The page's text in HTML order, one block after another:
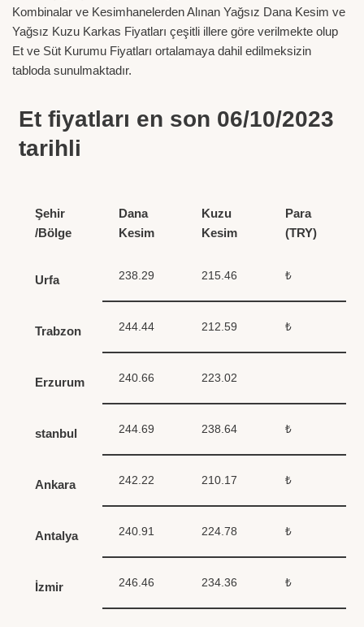
Kombinalar ve Kesimhanelerden Alınan Yağsız Dana Kesim ve
Yağsız Kuzu Karkas Fiyatları çeşitli illere göre verilmekte olup
Et ve Süt Kurumu Fiyatları ortalamaya dahil edilmeksizin
tabloda sunulmaktadır.
Et fiyatları en son 06/10/2023
tarihli
Şehir
/Bölge
Dana
Kesim
Kuzu
Kesim
Para
(TRY)
Urfa 238.29 215.46 ₺
Trabzon 244.44 212.59 ₺
Erzurum 240.66 223.02
stanbul 244.69 238.64 ₺
Ankara 242.22 210.17 ₺
Antalya 240.91 224.78 ₺
İzmir 246.46 234.36 ₺